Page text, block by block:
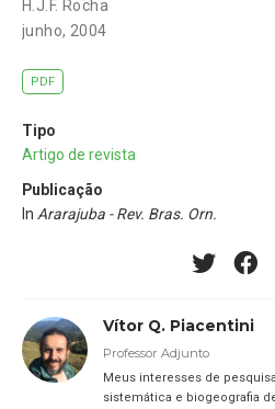
H.J.F. Rocha
junho, 2004
PDF
Tipo
Artigo de revista
Publicação
In Ararajuba - Rev. Bras. Orn.
Vítor Q. Piacentini
Professor Adjunto
Meus interesses de
sistemática e biogeografia